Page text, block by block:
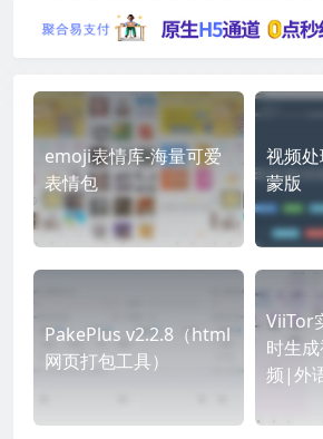
emoji表情库-海量可爱
表情包
视频
蒙版
PakePlus v2.2.8（html
网页打包工具）
ViiTor
时生
频|外